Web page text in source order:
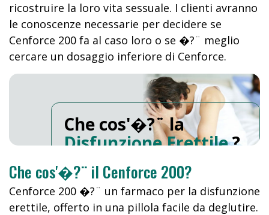
ricostruire la loro vita sessuale. I clienti avranno
le conoscenze necessarie per decidere se
Cenforce 200 fa al caso loro o se �?¨ meglio
cercare un dosaggio inferiore di Cenforce.
Che cos'�?¨ la
Disfunzione Erettile?
Che cos'�?¨ il Cenforce 200?
Cenforce 200 �?¨ un farmaco per la disfunzione
erettile, offerto in una pillola facile da deglutire.